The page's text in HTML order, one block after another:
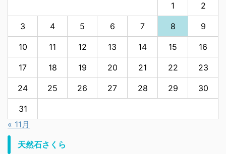
1 2
3 4 5 6 7 8 9
10 11 12 13 14 15 16
17 18 19 20 21 22 23
24 25 26 27 28 29 30
31
« 11月
天然石さくら